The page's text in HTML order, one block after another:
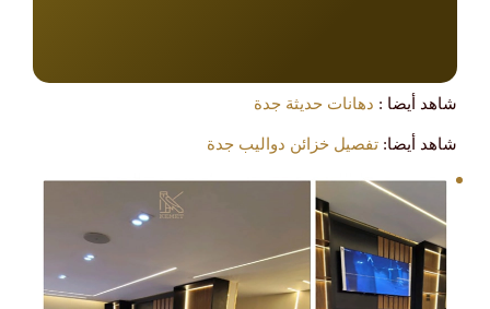
شاهد أيضا : دهانات حديثة جدة
شاهد أيضا: تفصيل خزائن دواليب جدة